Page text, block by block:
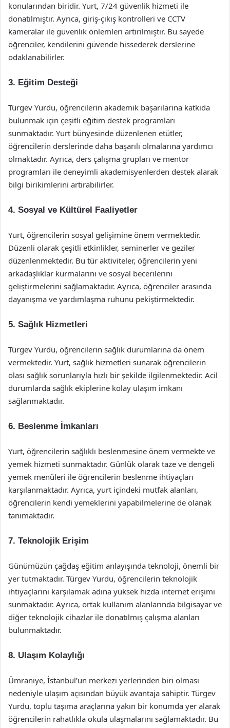
konularından biridir. Yurt, 7/24 güvenlik hizmeti ile
donatılmıştır. Ayrıca, giriş-çıkış kontrolleri ve CCTV
kameralar ile güvenlik önlemleri artırılmıştır. Bu sayede
öğrenciler, kendilerini güvende hissederek derslerine
odaklanabilirler.
3. Eğitim Desteği
Türgev Yurdu, öğrencilerin akademik başarılarına katkıda
bulunmak için çeşitli eğitim destek programları
sunmaktadır. Yurt bünyesinde düzenlenen etütler,
öğrencilerin derslerinde daha başarılı olmalarına yardımcı
olmaktadır. Ayrıca, ders çalışma grupları ve mentor
programları ile deneyimli akademisyenlerden destek alarak
bilgi birikimlerini artırabilirler.
4. Sosyal ve Kültürel Faaliyetler
Yurt, öğrencilerin sosyal gelişimine önem vermektedir.
Düzenli olarak çeşitli etkinlikler, seminerler ve geziler
düzenlenmektedir. Bu tür aktiviteler, öğrencilerin yeni
arkadaşlıklar kurmalarını ve sosyal becerilerini
geliştirmelerini sağlamaktadır. Ayrıca, öğrenciler arasında
dayanışma ve yardımlaşma ruhunu pekiştirmektedir.
5. Sağlık Hizmetleri
Türgev Yurdu, öğrencilerin sağlık durumlarına da önem
vermektedir. Yurt, sağlık hizmetleri sunarak öğrencilerin
olası sağlık sorunlarıyla hızlı bir şekilde ilgilenmektedir. Acil
durumlarda sağlık ekiplerine kolay ulaşım imkanı
sağlanmaktadır.
6. Beslenme İmkanları
Yurt, öğrencilerin sağlıklı beslenmesine önem vermekte ve
yemek hizmeti sunmaktadır. Günlük olarak taze ve dengeli
yemek menüleri ile öğrencilerin beslenme ihtiyaçları
karşılanmaktadır. Ayrıca, yurt içindeki mutfak alanları,
öğrencilerin kendi yemeklerini yapabilmelerine de olanak
tanımaktadır.
7. Teknolojik Erişim
Günümüzün çağdaş eğitim anlayışında teknoloji, önemli bir
yer tutmaktadır. Türgev Yurdu, öğrencilerin teknolojik
ihtiyaçlarını karşılamak adına yüksek hızda internet erişimi
sunmaktadır. Ayrıca, ortak kullanım alanlarında bilgisayar ve
diğer teknolojik cihazlar ile donatılmış çalışma alanları
bulunmaktadır.
8. Ulaşım Kolaylığı
Ümraniye, İstanbul’un merkezi yerlerinden biri olması
nedeniyle ulaşım açısından büyük avantaja sahiptir. Türgev
Yurdu, toplu taşıma araçlarına yakın bir konumda yer alarak
öğrencilerin rahatlıkla okula ulaşmalarını sağlamaktadır. Bu